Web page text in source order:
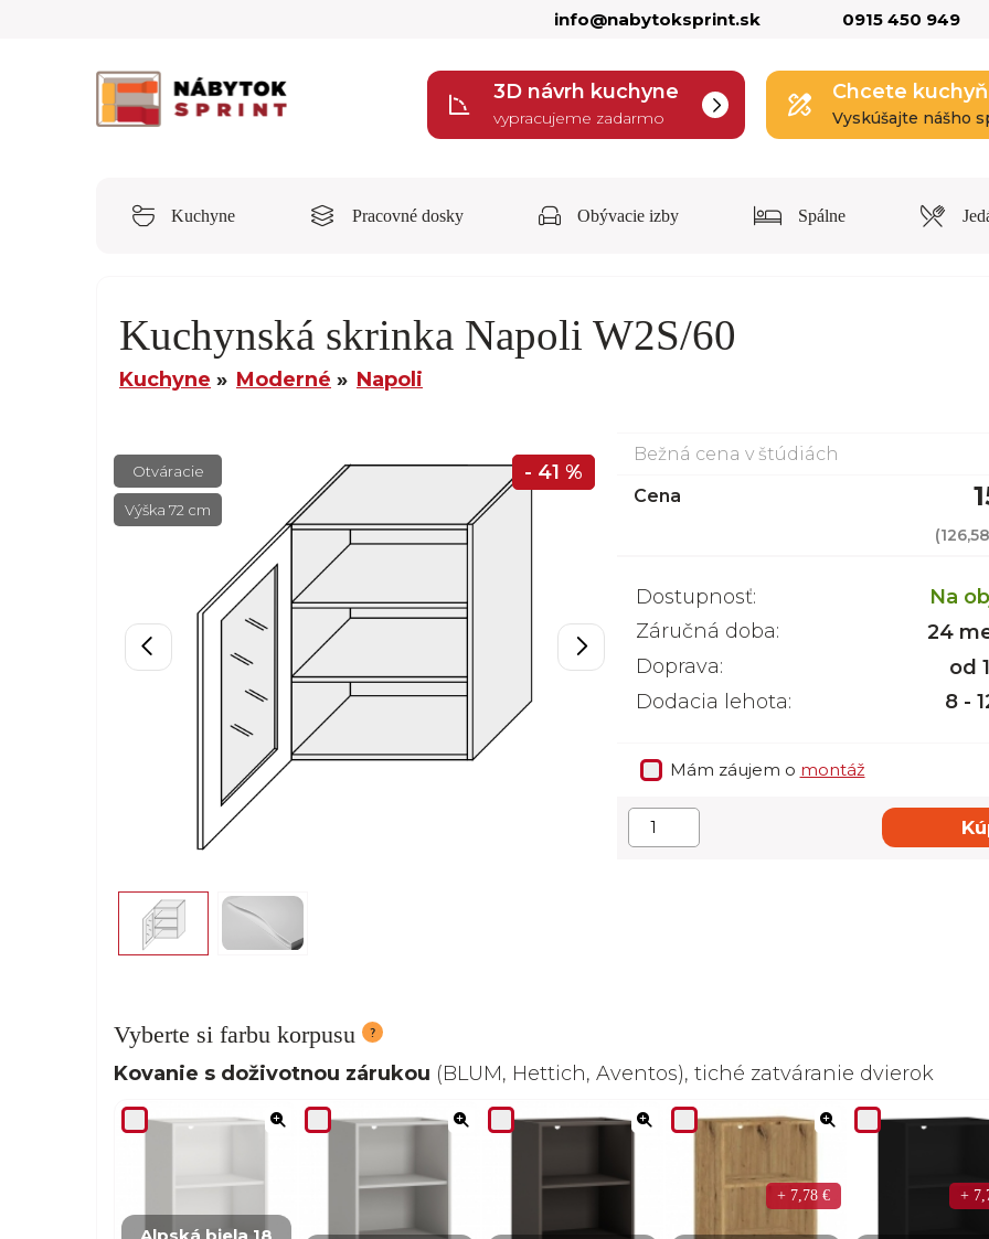
info@nabytoksprint.sk 0915 450 949
3D návrh kuchyne
vypracujeme zadarmo
Chcete
Vyskúšajte nášho
Kuchyne Pracovné dosky Obývacie izby Spálne
Kuchynská skrinka Napoli W2S/60
Kuchyne Moderné Napoli
Otváracie
Výška 72 cm
- 41 %
Bežná cena v štúdiách
Cena
(
Dostupnosť:
Na
Záručná doba:
24
Doprava:
od
Dodacia lehota:
8 -
Mám záujem o montáž
Vyberte si farbu korpusu
Kovanie s doživotnou zárukou (BLUM, Hettich, Aventos), tiché zatváranie dvierok
+ 7,78 € +